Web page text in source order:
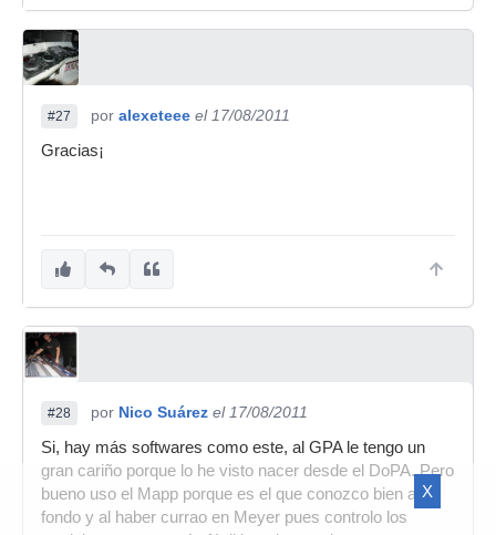
#27 por alexeteee el 17/08/2011
Gracias¡
#28 por Nico Suárez el 17/08/2011
Si, hay más softwares como este, al GPA le tengo un
gran cariño porque lo he visto nacer desde el DoPA. Pero
bueno uso el Mapp porque es el que conozco bien a
fondo y al haber currao en Meyer pues controlo los
X